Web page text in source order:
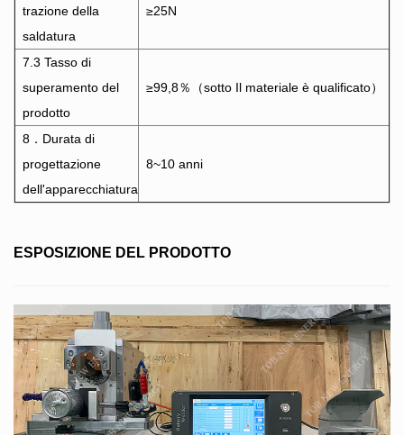
trazione della
saldatura
≥25N
7.3 Tasso di
superamento del
prodotto
≥99,8％（sotto Il materiale è qualificato）
8．Durata di
progettazione
dell'apparecchiatura
8~10 anni
ESPOSIZIONE DEL PRODOTTO